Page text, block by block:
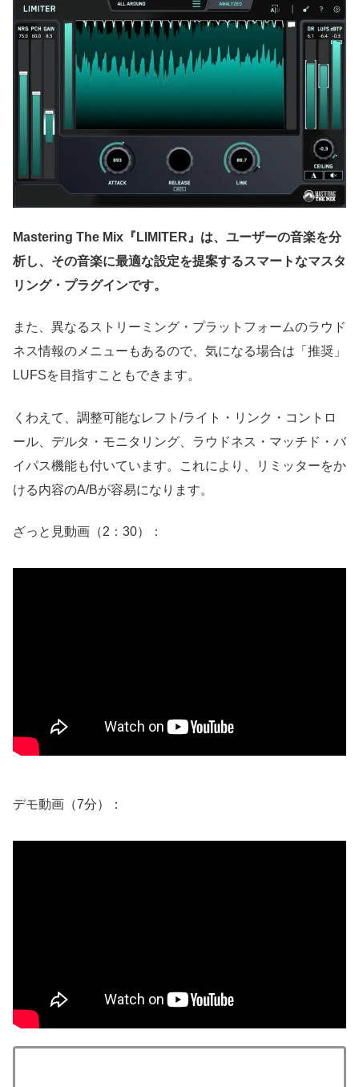
Mastering The Mix『LIMITER』は、ユーザーの音楽を分
析し、その音楽に最適な設定を提案するスマートなマスタ
リング・プラグインです。
また、異なるストリーミング・プラットフォームのラウド
ネス情報のメニューもあるので、気になる場合は「推奨」
LUFSを目指すこともできます。
くわえて、調整可能なレフト/ライト・リンク・コントロ
ール、デルタ・モニタリング、ラウドネス・マッチド・バ
イパス機能も付いています。これにより、リミッターをか
ける内容のA/Bが容易になります。
ざっと見動画（2：30）：
デモ動画（7分）：